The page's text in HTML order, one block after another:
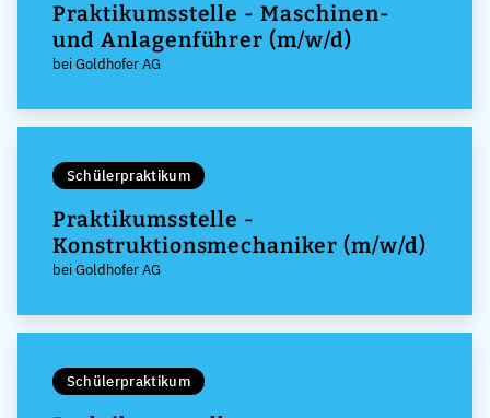
Praktikumsstelle - Maschinen-
und Anlagenführer (m/w/d)
bei Goldhofer AG
Schülerpraktikum
Praktikumsstelle -
Konstruktionsmechaniker (m/w/d)
bei Goldhofer AG
Schülerpraktikum